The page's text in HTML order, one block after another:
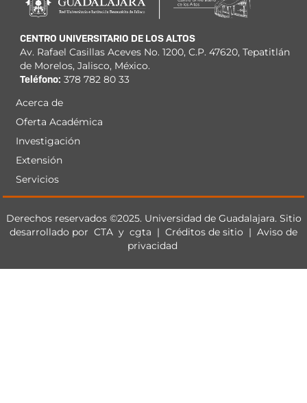
CENTRO UNIVERSITARIO DE LOS ALTOS
Av. Rafael Casillas Aceves No. 1200, C.P. 47620, Tepatitlán
de Morelos, Jalisco, México.
Teléfono: 378 782 80 33
Menú
principal
Acerca de
Oferta Académica
Investigación
Extensión
Servicios
Derechos
Derechos reservados ©2025. Universidad de Guadalajara. Sitio
desarrollado por CTA y cgta | Créditos de sitio | Aviso de
privacidad